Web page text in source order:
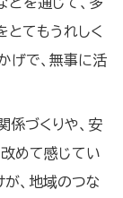
どを通じて、多
とてもうれしく
げで、無事に活
係づくりや、安
めて感じてい
が、地域のつな